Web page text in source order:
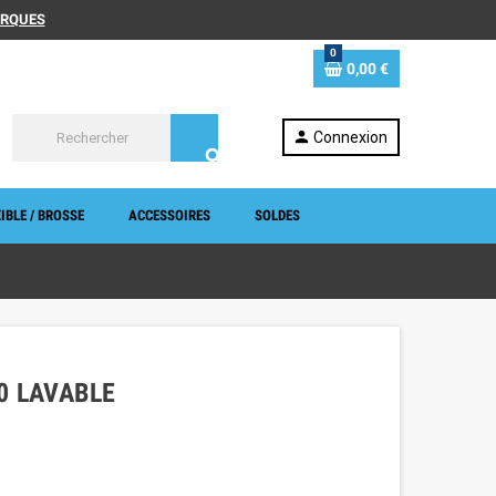
0
0,00 €
search
person Connexion
/ BROSSE ACCESSOIRES SOLDES
LAVABLE